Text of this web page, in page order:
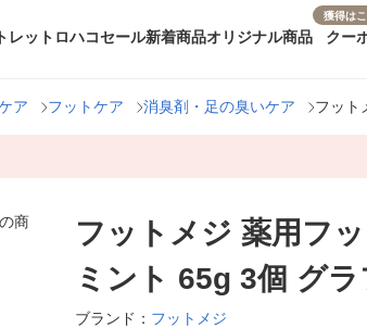
レット ロハコセール新着商品オリジナル商品
獲得は
クー
ア フットケア 消臭剤・足の臭いケア フット
フットメジ 薬用フ
ミント 65g 3個 グラ
ブランド： フットメジ